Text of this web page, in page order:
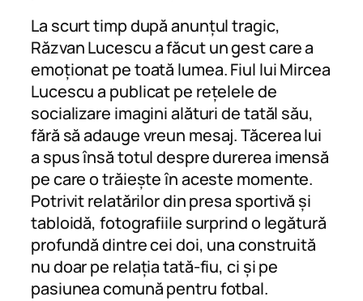
La scurt timp după anunțul tragic,
Răzvan Lucescu a făcut un gest care a
emoționat pe toată lumea. Fiul lui Mircea
Lucescu a publicat pe rețelele de
socializare imagini alături de tatăl său,
fără să adauge vreun mesaj. Tăcerea lui
a spus însă totul despre durerea imensă
pe care o trăiește în aceste momente.
Potrivit relatărilor din presa sportivă și
tabloidă, fotografiile surprind o legătură
profundă dintre cei doi, una construită
nu doar pe relația tată-fiu, ci și pe
pasiunea comună pentru fotbal.